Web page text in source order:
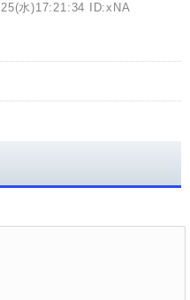
水)17:21:34 ID:xNA